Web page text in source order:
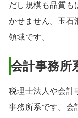
だし規模も品質も
かせません。玉石
領域です。
会計事務所
税理士法人や会計
事務所系です。会